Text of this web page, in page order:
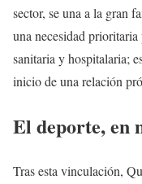
sector, se una a la gran
una necesidad prioritaria
sanitaria y hospitalaria;
inicio de una relación
El deporte, en
Tras esta vinculación,